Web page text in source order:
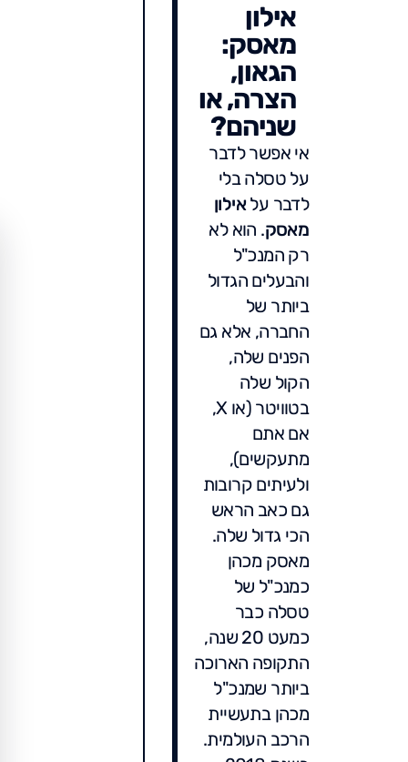
אילון
מאסק:
הגאון,
הצרה, או
שניהם?
אי אפשר לדבר
על טסלה בלי
לדבר עלאילון
מאסק. הוא לא
רק המנכ"ל
והבעלים הגדול
ביותר של
החברה, אלא גם
הפנים שלה,
הקול שלה
בטוויטר (או X,
אם אתם
מתעקשים),
ולעיתים קרובות
גם כאב הראש
הכי גדול שלה.
מאסק מכהן
כמנכ"ל של
טסלה כבר
כמעט 20 שנה,
התקופה הארוכה
ביותר שמנכ"ל
מכהן בתעשיית
הרכב העולמית.